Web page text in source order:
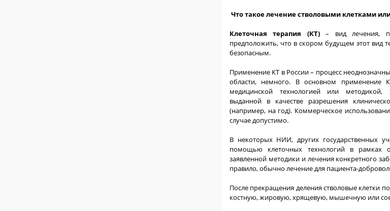
Что такое лечение стволовыми клетками
Клеточная терапия (КТ)– вид лечения,
предположить, что в скором будущем этот вид
безопасным.
Применение КТ в России – процесс
области, немного. В основном применение
медицинской технологией или методикой,
выданной в качестве разрешения
(например, на год). Коммерческое
случае допустимо.
В некоторых НИИ, других государственных
помощью клеточных технологий в рамках
заявленной методики и лечения конкретного
правило, обычно лечение для пациента-
После прекращения деления стволовые клетки
костную, жировую, хрящевую, мышечную или